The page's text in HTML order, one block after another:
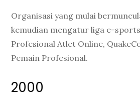
Organisasi yang mulai
kemudian mengatur liga e-
Profesional Atlet Online,
Pemain Profesional.
2000